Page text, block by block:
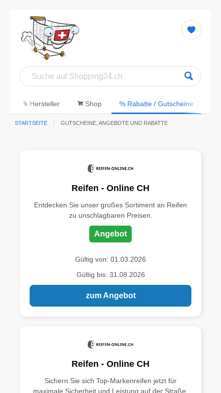
Hersteller Shop % Rabatte / Gutscheine
STARTSEITE GUTSCHEINE, ANGEBOTE UND RABATTE
Reifen - Online CH
Entdecken Sie unser großes Sortiment an Reifen
zu unschlagbaren Preisen.
Angebot
Gültig von: 01.03.2026
Gültig bis: 31.08.2026
zum Angebot
Reifen - Online CH
Sichern Sie sich Top-Markenreifen jetzt für
maximale Sicherheit und Leistung auf der Straße.